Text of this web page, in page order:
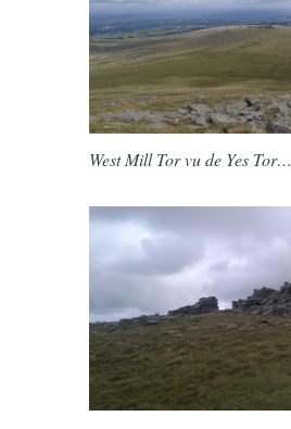
West Mill Tor vu de Yes Tor…